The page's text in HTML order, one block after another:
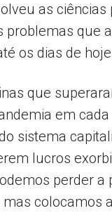
as ciências
problemas que
os dias de
que
em
sistema
lucros
perder a
mas colocamos